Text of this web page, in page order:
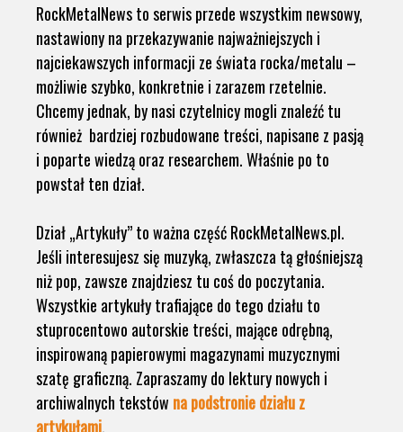
RockMetalNews to serwis przede wszystkim newsowy,
nastawiony na przekazywanie najważniejszych i
najciekawszych informacji ze świata rocka/metalu –
możliwie szybko, konkretnie i zarazem rzetelnie.
Chcemy jednak, by nasi czytelnicy mogli znaleźć tu
również bardziej rozbudowane treści, napisane z pasją
i poparte wiedzą oraz researchem. Właśnie po to
powstał ten dział.
Dział „Artykuły” to ważna część RockMetalNews.pl.
Jeśli interesujesz się muzyką, zwłaszcza tą głośniejszą
niż pop, zawsze znajdziesz tu coś do poczytania.
Wszystkie artykuły trafiające do tego działu to
stuprocentowo autorskie treści, mające odrębną,
inspirowaną papierowymi magazynami muzycznymi
szatę graficzną. Zapraszamy do lektury nowych i
archiwalnych tekstów na podstronie działu z
artykułami.